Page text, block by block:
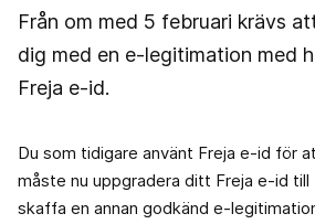
Från om med 5 februari krävs
dig med en e-legitimation med
Freja e-id.
Du som tidigare använt Freja e-id för
måste nu uppgradera ditt Freja e-id till
skaffa en annan godkänd e-